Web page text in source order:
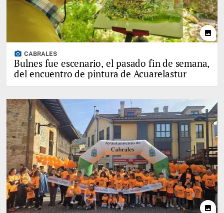
photo
photo_camera CABRALES
Bulnes fue escenario, el pasado fin de semana,
del encuentro de pintura de Acuarelastur
photo